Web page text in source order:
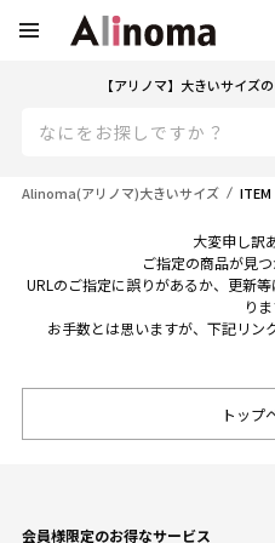
【アリノマ】大きいサイズ
Alinoma(アリノマ)大きいサイズ ITEM
大変申し訳
ご指定の商品が見つ
URLのご指定に誤りがあるか、更新
りま
お手数とは思いますが、下記リン
トップ
会員様限定のお得なサービス